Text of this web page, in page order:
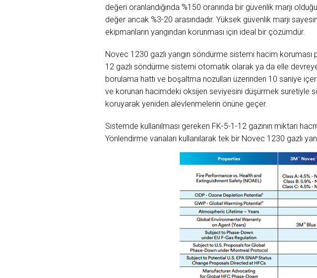
değeri oranlandığında %150 oranında bir güvenlik marjı
değer ancak %3-20 arasındadır. Yüksek güvenlik marjı
ekipmanların yangından korunması için ideal bir çözümdür.
Novec 1230 gazlı yangın söndürme sistemi hacim koruması
12 gazlı söndürme sistemi otomatik olarak ya da elle
borulama hattı ve boşaltma nozulları üzerinden 10 saniye
ve korunan hacimdeki oksijen seviyesini düşürmek suretiyle
koruyarak yeniden alevlenmelerin önüne geçer.
Sistemde kullanılması gereken FK-5-1-12 gazının miktarı
Yönlendirme vanaları kullanılarak tek bir Novec 1230 gazlı